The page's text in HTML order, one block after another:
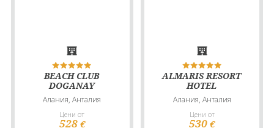
BEACH CLUB
DOGANAY
Алания, Анталия
Цени от
528 €
ALMARIS RESORT
HOTEL
Алания, Анталия
Цени от
530 €